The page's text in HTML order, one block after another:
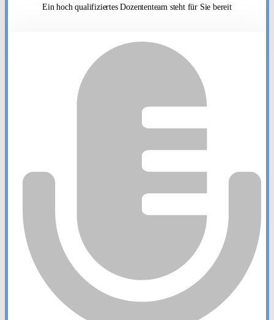
Ein hoch qualifiziertes Dozententeam steht für Sie bereit